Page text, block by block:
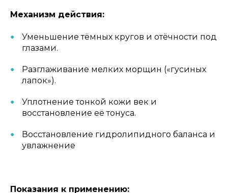
Механизм действия:
Уменьшение тёмных кругов и отёчности под
глазами.
Разглаживание мелких морщин («гусиных
лапок»).
Уплотнение тонкой кожи век и
восстановление её тонуса.
Восстановление гидролипидного баланса и
увлажнение
Показания к применению: